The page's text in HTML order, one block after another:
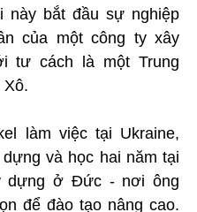
này bắt đầu sự nghiệp
của một công ty xây
tư cách là một Trung
làm việc tại Ukraine,
và học hai năm tại
dựng ở Đức - nơi ông
để đào tạo nâng cao.